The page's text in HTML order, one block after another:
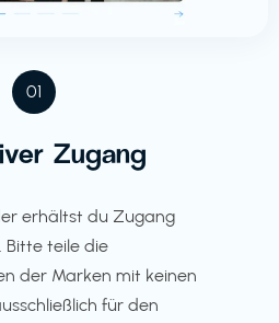
01
Zugang
erhältst du Zugang
Bitte teile die
der Marken mit keinen
für den